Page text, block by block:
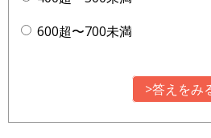
600超〜700未満
>答えをみ